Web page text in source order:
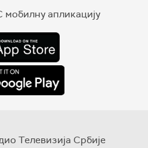
апликацију
Телевизија Србије